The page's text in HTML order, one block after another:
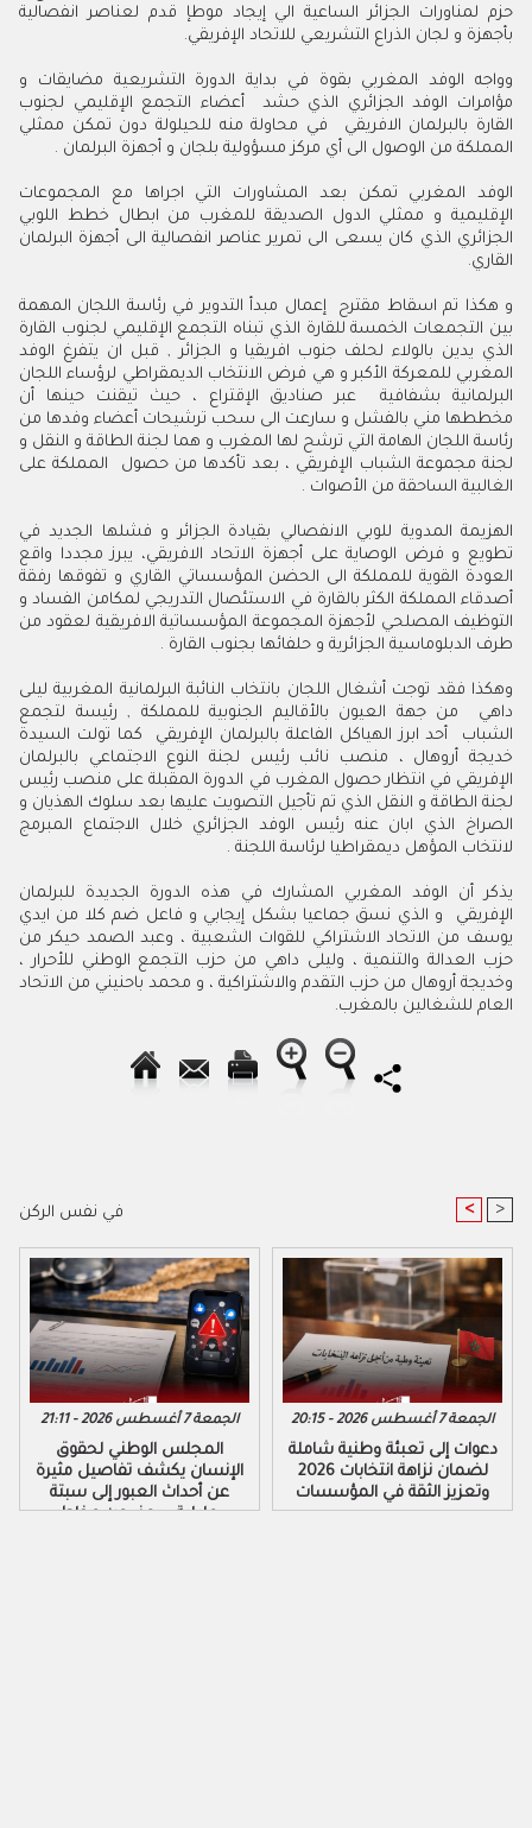
حزم لمناورات الجزائر الساعية الي إيجاد موطإ قدم لعناصر انفصالية
بأجهزة و لجان الذراع التشريعي للاتحاد الإفريقي.
وواجه الوفد المغربي بقوة في بداية الدورة التشريعية مضايقات و
مؤامرات الوفد الجزائري الذي حشد أعضاء التجمع الإقليمي لجنوب
القارة بالبرلمان الافريقي في محاولة منه للحيلولة دون تمكن ممثلي
المملكة من الوصول الى أي مركز مسؤولية بلجان و أجهزة البرلمان .
الوفد المغربي تمكن بعد المشاورات التي اجراها مع المجموعات
الإقليمية و ممثلي الدول الصديقة للمغرب من ابطال خطط اللوبي
الجزائري الذي كان يسعى الى تمرير عناصر انفصالية الى أجهزة البرلمان
القاري.
و هكذا تم اسقاط مقترح إعمال مبدأ التدوير في رئاسة اللجان المهمة
بين التجمعات الخمسة للقارة الذي تبناه التجمع الإقليمي لجنوب القارة
الذي يدين بالولاء لحلف جنوب افريقيا و الجزائر , قبل ان يتفرغ الوفد
المغربي للمعركة الأكبر و هي فرض الانتخاب الديمقراطي لرؤساء اللجان
البرلمانية بشفافية عبر صناديق الإقتراع ، حيث تيقنت حينها أن
مخططها مني بالفشل و سارعت الى سحب ترشيحات أعضاء وفدها من
رئاسة اللجان الهامة التي ترشح لها المغرب و هما لجنة الطاقة و النقل و
لجنة مجموعة الشباب الإفريقي ، بعد تأكدها من حصول المملكة على
الغالبية الساحقة من الأصوات .
الهزيمة المدوية للوبي الانفصالي بقيادة الجزائر و فشلها الجديد في
تطويع و فرض الوصاية على أجهزة الاتحاد الافريقي، يبرز مجددا واقع
العودة القوية للمملكة الى الحضن المؤسساتي القاري و تفوقها رفقة
أصدقاء المملكة الكثر بالقارة في الاستئصال التدريجي لمكامن الفساد و
التوظيف المصلحي لأجهزة المجموعة المؤسساتية الافريقية لعقود من
طرف الدبلوماسية الجزائرية و حلفائها بجنوب القارة .
وهكذا فقد توجت أشغال اللجان بانتخاب النائبة البرلمانية المغربية ليلى
داهي من جهة العيون بالأقاليم الجنوبية للمملكة , رئيسة لتجمع
الشباب أحد ابرز الهياكل الفاعلة بالبرلمان الإفريقي كما تولت السيدة
خديجة أروهال ، منصب نائب رئيس لجنة النوع الاجتماعي بالبرلمان
الإفريقي في انتظار حصول المغرب في الدورة المقبلة على منصب رئيس
لجنة الطاقة و النقل الذي تم تأجيل التصويت عليها بعد سلوك الهذيان و
الصراخ الذي ابان عنه رئيس الوفد الجزائري خلال الاجتماع المبرمج
لانتخاب المؤهل ديمقراطيا لرئاسة اللجنة .
يذكر أن الوفد المغربي المشارك في هذه الدورة الجديدة للبرلمان
الإفريقي و الذي نسق جماعيا بشكل إيجابي و فاعل ضم كلا من ايدي
يوسف من الاتحاد الاشتراكي للقوات الشعبية ، وعبد الصمد حيكر من
حزب العدالة والتنمية ، وليلى داهي من حزب التجمع الوطني للأحرار ،
وخديجة أروهال من حزب التقدم والاشتراكية ، و محمد باحنيني من الاتحاد
العام للشغالين بالمغرب.
في نفس الركن < >
الجمعة 7 أغسطس 2026 - 21:11
المجلس الوطني لحقوق
الإنسان يكشف تفاصيل مثيرة
عن أحداث العبور إلى سبتة
ومليلية ويحذر من مخاطر
الجمعة 7 أغسطس 2026 - 20:15
دعوات إلى تعبئة وطنية شاملة
لضمان نزاهة انتخابات 2026
وتعزيز الثقة في المؤسسات